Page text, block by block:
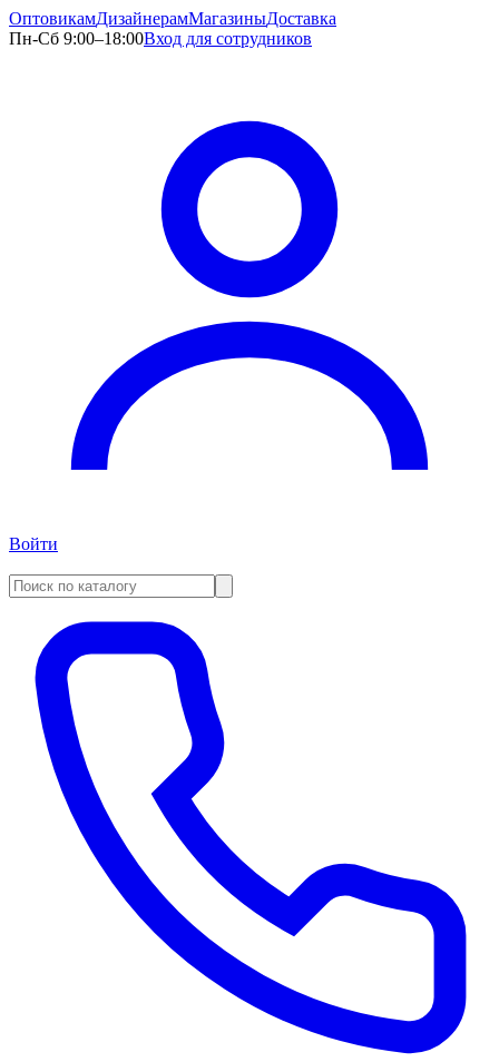
ОптовикамДизайнерамМагазиныДоставка
Пн-Сб 9:00–18:00Вход для сотрудников
Войти